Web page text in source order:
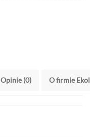
Opinie (0) O firmie